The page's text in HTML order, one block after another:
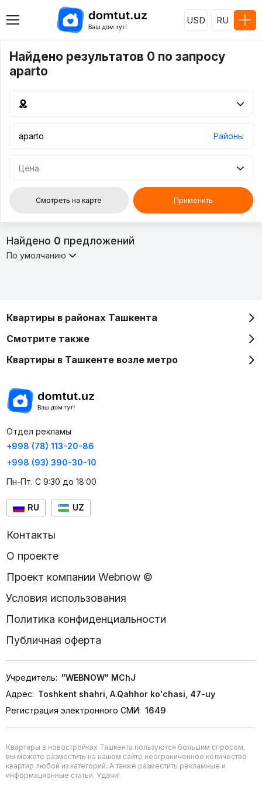
USD RU
Найдено результатов 0 по запросу
aparto
Районы
Цена
Смотреть на карте Применить
Найдено 0 предложений
По умолчанию
Квартиры в районах Ташкента
Смотрите также
Квартиры в Ташкенте возле метро
Отдел рекламы
+998 (78) 113-20-86
+998 (93) 390-30-10
Пн-Пт. С 9:30 до 18:00
RU UZ
Контакты
О проекте
Проект компании Webnow ©
Условия использования
Политика конфиденциальности
Публичная оферта
Учредитель: "WEBNOW" MChJ
Адрес: Toshkent shahri, A.Qahhor ko'chasi, 47-uy
Регистрация электронного СМИ: 1649
Квартиры в новостройках Ташкента пользуются большим спросом,
вы можете разместить на нашем сайте неограниченное количество
квартир любой из категорий. А также разместить рекламные и
информационные статьи. Удачи!